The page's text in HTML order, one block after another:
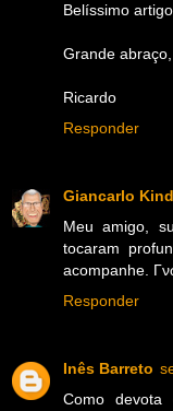
Belíssimo
Grande abraço,
Ricardo
Responder
Giancarlo
Meu amigo,
tocaram
acompanhe.
Responder
Inês Barreto
Como